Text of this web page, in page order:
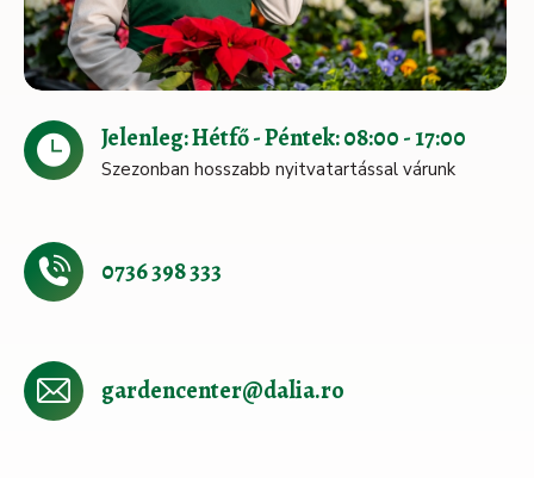
Jelenleg: Hétfő - Péntek: 08:00 - 17:00
Szezonban hosszabb nyitvatartással várunk
0736 398 333
gardencenter@dalia.ro